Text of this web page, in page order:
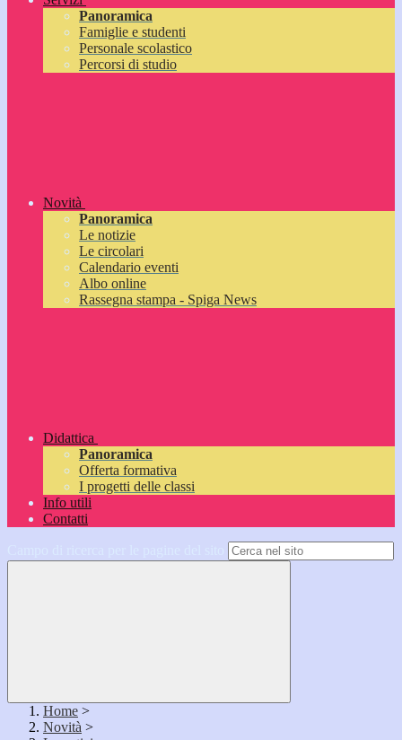
Panoramica
Famiglie e studenti
Personale scolastico
Percorsi di studio
Novità
Panoramica
Le notizie
Le circolari
Calendario eventi
Albo online
Rassegna stampa - Spiga News
Didattica
Panoramica
Offerta formativa
I progetti delle classi
Info utili
Contatti
Home >
Novità >